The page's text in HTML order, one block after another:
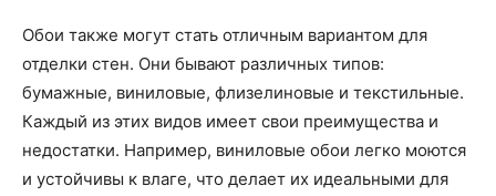
Обои также могут стать отличным вариантом для
отделки стен. Они бывают различных типов:
бумажные, виниловые, флизелиновые и текстильные.
Каждый из этих видов имеет свои преимущества и
недостатки. Например, виниловые обои легко моются
и устойчивы к влаге, что делает их идеальными для